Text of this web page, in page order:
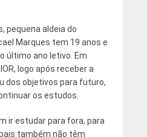
pequena aldeia do
Marques tem 19 anos e
último ano letivo. Em
logo após receber a
dos objetivos para futuro,
os estudos.
ir estudar para fora, para
também não têm